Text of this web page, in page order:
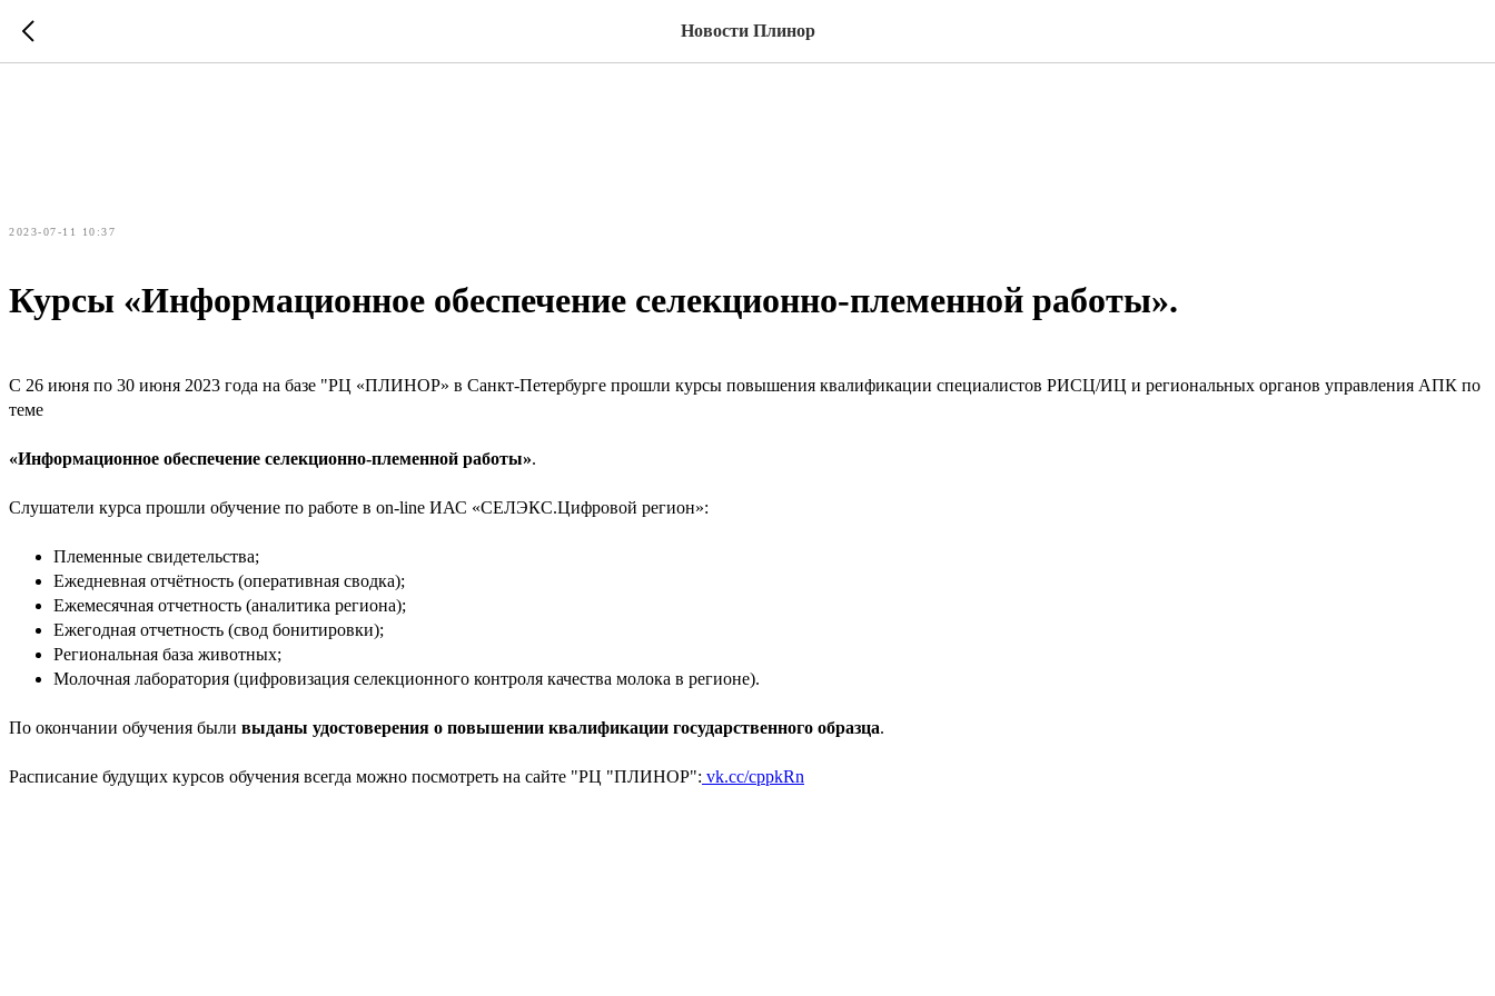
Новости Плинор
2023-07-11 10:37
Курсы «Информационное обеспечение селекционно-племенной работы».
С 26 июня по 30 июня 2023 года на базе "РЦ «ПЛИНОР» в Санкт-Петербурге прошли курсы повышения квалификации специалистов РИСЦ/ИЦ и региональных органов управления АПК по
теме
«Информационное обеспечение селекционно-племенной работы».
Слушатели курса прошли обучение по работе в on-line ИАС «СЕЛЭКС.Цифровой регион»:
Племенные свидетельства;
Ежедневная отчётность (оперативная сводка);
Ежемесячная отчетность (аналитика региона);
Ежегодная отчетность (свод бонитировки);
Региональная база животных;
Молочная лаборатория (цифровизация селекционного контроля качества молока в регионе).
По окончании обучения были выданы удостоверения о повышении квалификации государственного образца.
Расписание будущих курсов обучения всегда можно посмотреть на сайте "РЦ "ПЛИНОР": vk.cc/cppkRn